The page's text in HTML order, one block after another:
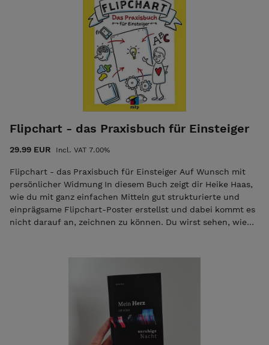
denkst, dass dir die Begabung dazu fehlt? Heike Haas zeigt
dir Schritt für Schritt und detailliert das Zeichnen aller
Körperteile vom Kopf über den Körper, Arme und Beine bis
hin zu Händen und Füßen. Du lernst, wie du Mimik und
verschiedene Körperhaltungen und auch schwierige
Handhaltungen, Finger und Fußstellungen darstellen kannst.
So wirst du ermutigt, selbst deine ersten eigenen
Charaktere und ausdrucks-starken Figuren zu erschaffen.
Außerdem findest du zahlreiche Beispiele für Kleidung und
in Szene setzt, sei es mit zusätzlichem Text oder durch
Interaktion mit Gegenständen oder der Figuren
eigenen lebendigen Figuren zu zeichnen.
Flipchart - das Praxisbuch für Einsteiger
29.99 EUR Incl. VAT 7.00%
Flipchart - das Praxisbuch für Einsteiger Auf Wunsch mit
persönlicher Widmung In diesem Buch zeigt dir Heike Haas,
wie du mit ganz einfachen Mitteln gut strukturierte und
einprägsame Flipchart-Poster erstellst und dabei kommt es
nicht darauf an, zeichnen zu können. Du wirst sehen, wie
gutem Papier bis hin zu den besten Stiften Leserliche
Schrift und übersichtliche Texte worauf du achten musst
und wie du schön und deutlich schreibst Elemente einfach
zeichnen: Textboxen, Pfeile und Bulletpoints
ausdrucksstarke Piktogramme und Bildsymbole zahlreiche
verschiedene Figuren sowie deren Körperhaltung und Mimik
Tiere und deren Bedeutung im Kontext Farbe, Schatten und